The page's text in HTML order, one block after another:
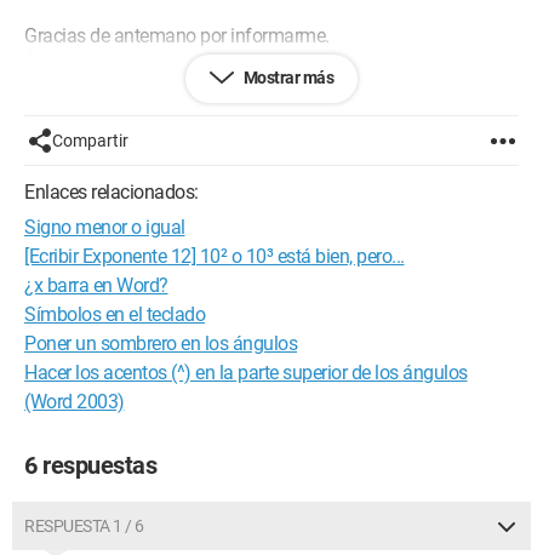
Gracias de antemano por informarme.
Mostrar más
Compartir
Enlaces relacionados:
Signo menor o igual
[Ecribir Exponente 12] 10² o 10³ está bien, pero...
¿x barra en Word?
Símbolos en el teclado
Poner un sombrero en los ángulos
Hacer los acentos (^) en la parte superior de los ángulos
(Word 2003)
6 respuestas
RESPUESTA 1 / 6